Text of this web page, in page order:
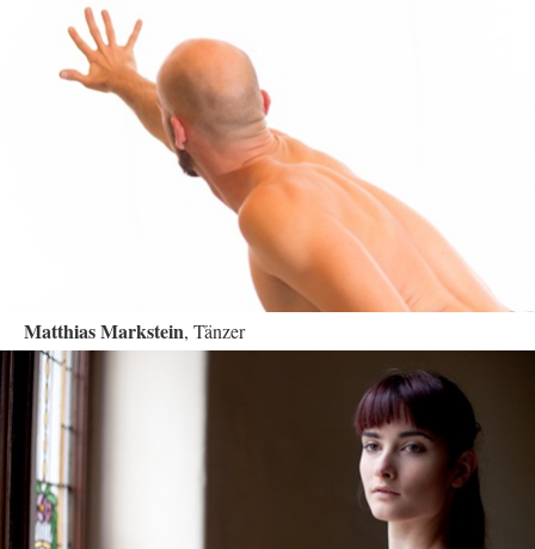
Matthias Markstein, Tänzer